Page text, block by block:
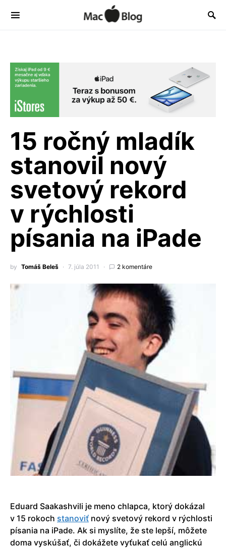
15 ročný mladík
stanovil nový
svetový rekord
v rýchlosti
písania na iPade
by Tomáš Beleš 7. júla 2011 2 komentáre
Eduard Saakashvili je meno chlapca, ktorý dokázal
v 15 rokoch stanoviť nový svetový rekord v rýchlosti
písania na iPade. Ak si myslíte, že ste lepší, môžete
doma vyskúšať, či dokážete vyťukať celú anglickú